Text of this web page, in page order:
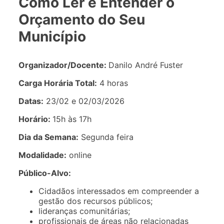
Orçamento do Seu
Município
Organizador/Docente: Danilo André Fuster
Carga Horária Total: 4 horas
Datas: 23/02 e 02/03/2026
Horário: 15h às 17h
Dia da Semana: Segunda feira
Modalidade: online
Público-Alvo:
Cidadãos interessados em compreender a
gestão dos recursos públicos;
lideranças comunitárias;
profissionais de áreas não relacionadas